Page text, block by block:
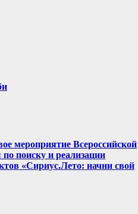
мероприятие Всероссийской
поиску и реализации
«Сириус.Лето: начни свой